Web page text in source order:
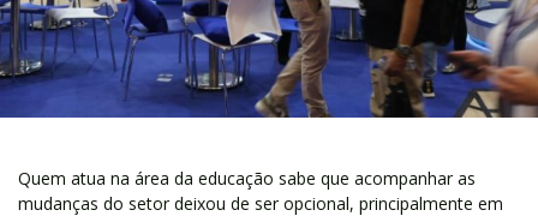
Quem atua na área da educação sabe que acompanhar as
mudanças do setor deixou de ser opcional, principalmente em